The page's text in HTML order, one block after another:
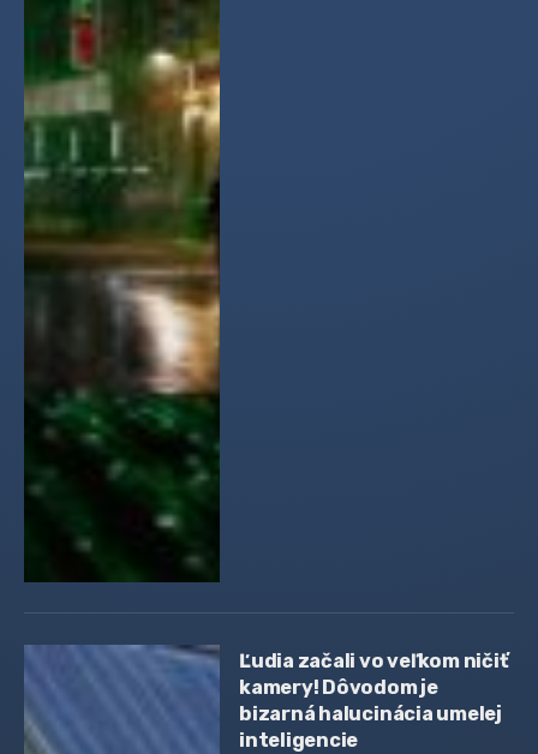
Ľudia začali vo veľkom ničiť
kamery! Dôvodom je
bizarná halucinácia umelej
inteligencie